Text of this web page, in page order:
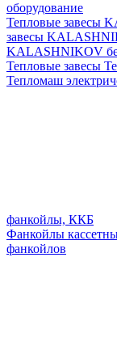
оборудование
Тепловые завесы
завесы
KALASHNIKOV
Тепловые завесы
Тепломаш
фанкойлы, ККБ
Фанкойлы
фанкойлов